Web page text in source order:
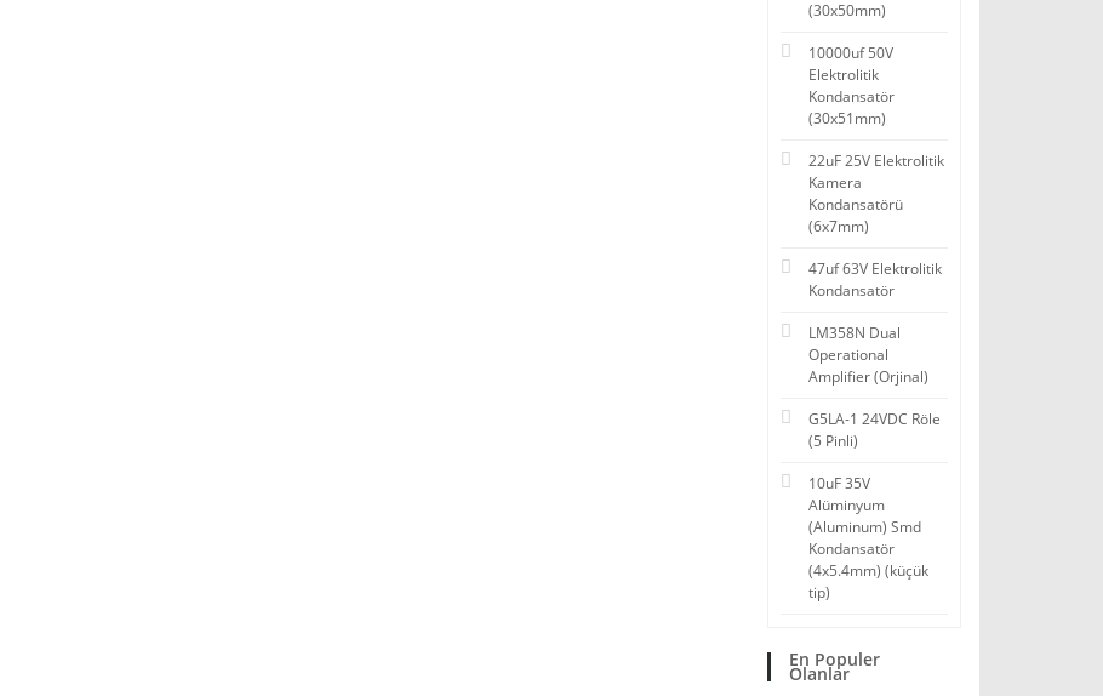
(30x50mm)
10000uf 50V
Elektrolitik
Kondansatör
(30x51mm)
22uF 25V Elektrolitik
Kamera
Kondansatörü
(6x7mm)
47uf 63V Elektrolitik
Kondansatör
LM358N Dual
Operational
Amplifier (Orjinal)
G5LA-1 24VDC Röle
(5 Pinli)
10uF 35V
Alüminyum
(Aluminum) Smd
Kondansatör
(4x5.4mm) (küçük
tip)
En Populer
Olanlar